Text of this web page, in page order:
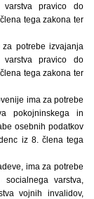
varstva pravico do
tega zakona ter
potrebe izvajanja
varstva pravico do
tega zakona ter
ima za potrebe
pokojninskega in
osebnih podatkov
iz 8. člena tega
ima za potrebe
varstva,
vojnih invalidov,